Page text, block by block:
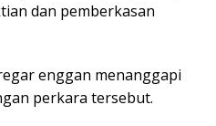
dan pemberkasan
enggan menanggapi
perkara tersebut.